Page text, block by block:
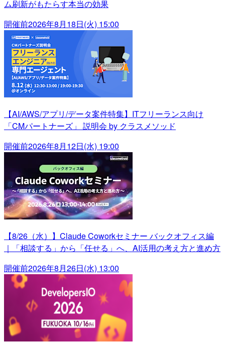
ム刷新がもたらす本当の効果
開催前2026年8月18日(火) 15:00
【AI/AWS/アプリ/データ案件特集】ITフリーランス向け
「CMパートナーズ」 説明会 by クラスメソッド
開催前2026年8月12日(水) 19:00
【8/26（水）】Claude Coworkセミナー バックオフィス編
｜「相談する」から「任せる」へ、AI活用の考え方と進め方
開催前2026年8月26日(水) 13:00